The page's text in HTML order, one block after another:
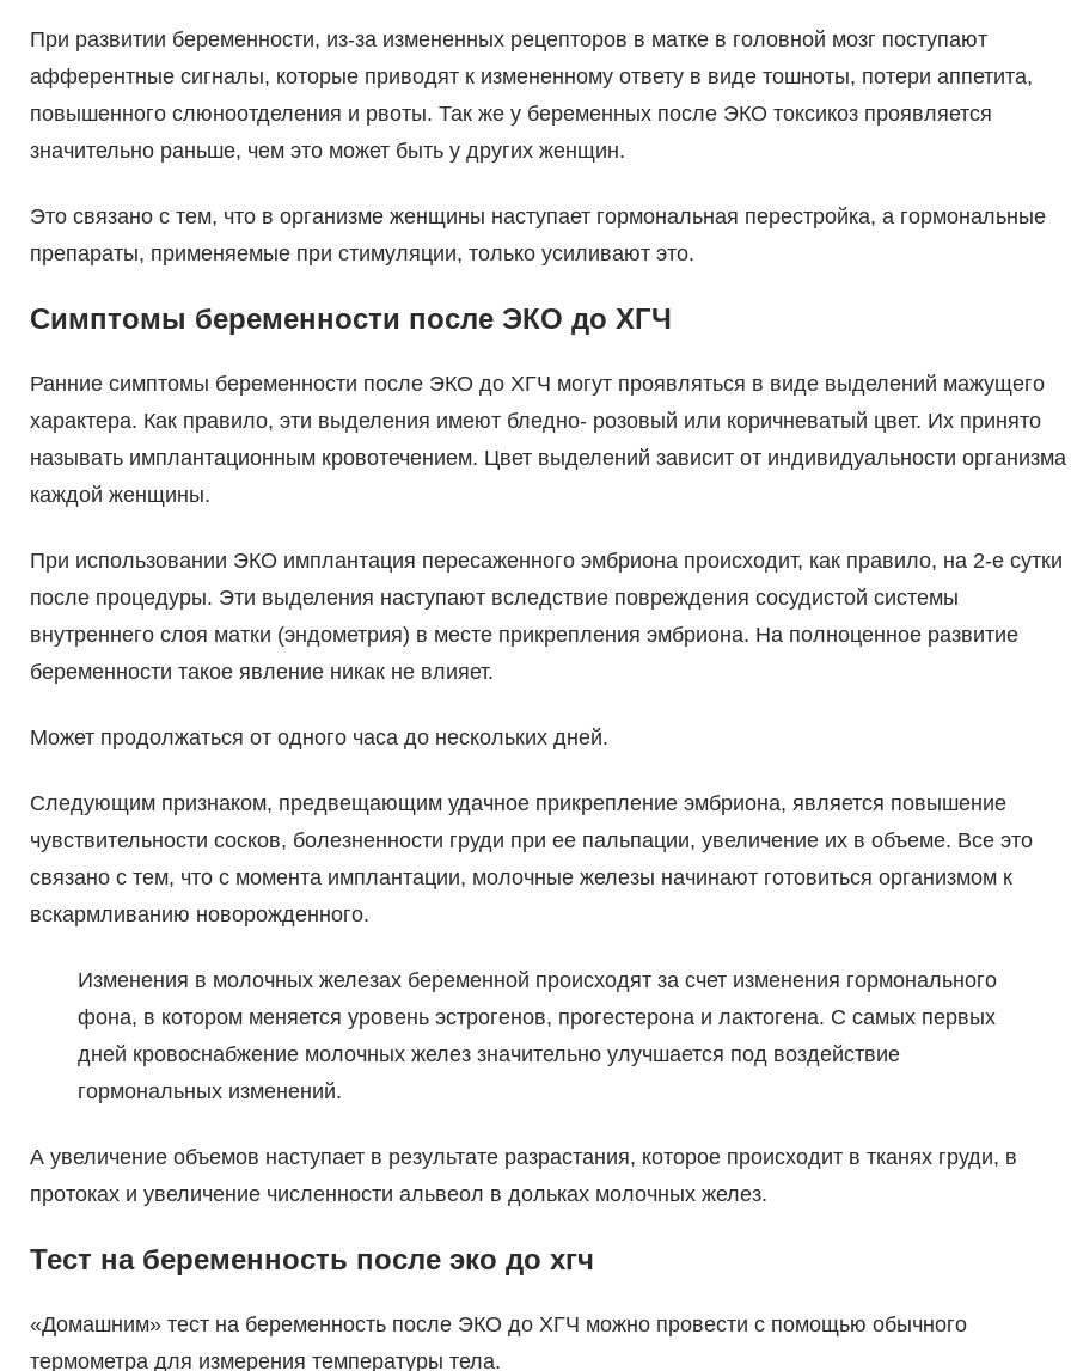
При развитии беременности, из-за измененных рецепторов в матке в головной мозг поступают
афферентные сигналы, которые приводят к измененному ответу в виде тошноты, потери аппетита,
повышенного слюноотделения и рвоты. Так же у беременных после ЭКО токсикоз проявляется
значительно раньше, чем это может быть у других женщин.
Это связано с тем, что в организме женщины наступает гормональная перестройка, а гормональные
препараты, применяемые при стимуляции, только усиливают это.
Симптомы беременности после ЭКО до ХГЧ
Ранние симптомы беременности после ЭКО до ХГЧ могут проявляться в виде выделений мажущего
характера. Как правило, эти выделения имеют бледно- розовый или коричневатый цвет. Их принято
называть имплантационным кровотечением. Цвет выделений зависит от индивидуальности организма
каждой женщины.
При использовании ЭКО имплантация пересаженного эмбриона происходит, как правило, на 2-е сутки
после процедуры. Эти выделения наступают вследствие повреждения сосудистой системы
внутреннего слоя матки (эндометрия) в месте прикрепления эмбриона. На полноценное развитие
беременности такое явление никак не влияет.
Может продолжаться от одного часа до нескольких дней.
Следующим признаком, предвещающим удачное прикрепление эмбриона, является повышение
чувствительности сосков, болезненности груди при ее пальпации, увеличение их в объеме. Все это
связано с тем, что с момента имплантации, молочные железы начинают готовиться организмом к
вскармливанию новорожденного.
Изменения в молочных железах беременной происходят за счет изменения гормонального
фона, в котором меняется уровень эстрогенов, прогестерона и лактогена. С самых первых
дней кровоснабжение молочных желез значительно улучшается под воздействие
гормональных изменений.
А увеличение объемов наступает в результате разрастания, которое происходит в тканях груди, в
протоках и увеличение численности альвеол в дольках молочных желез.
Тест на беременность после эко до хгч
«Домашним» тест на беременность после ЭКО до ХГЧ можно провести с помощью обычного
термометра для измерения температуры тела.